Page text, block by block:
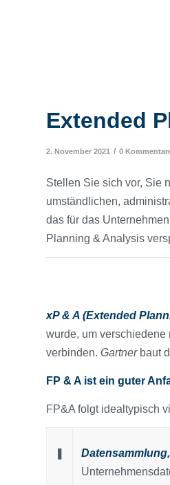
Extended
2. November 2021 / 0
Stellen Sie sich vor, Sie
umständlichen,
das für das
Planning & Analysis
xP & A (Extended
wurde, um
verbinden. Gartnerbaut
FP & A ist ein guter
FP&A folgt idealtypisch